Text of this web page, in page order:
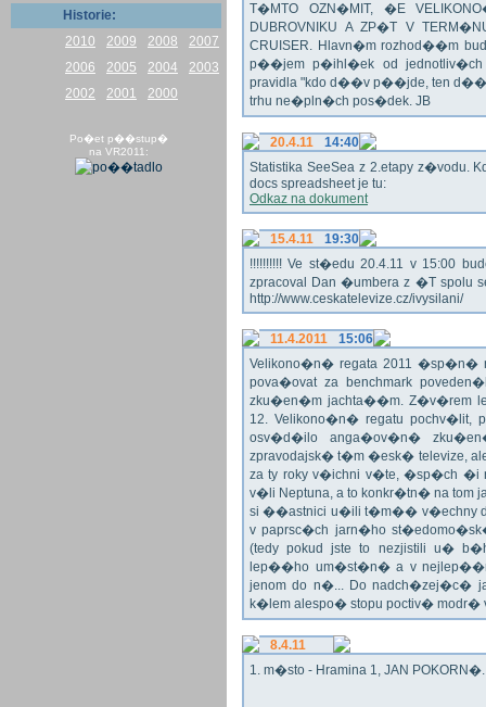
Historie:
2010
2009 2008
2007
2006
2005 2004
2003
2002
2001 2000
Po�et p��stup�
na VR2011:
T�MTO OZN�MIT, �E
DUBROVNIKU A ZP�T V
CRUISER. Hlavn�m rozhod��m
p��jem p�ihl�ek od
pravidla "kdo d��v p��jde, ten
trhu ne�pln�ch pos�dek. JB
20.4.11
14:40
Statistika SeeSea z 2.etapy z�vodu.
docs spreadsheet je tu:
Odkaz na dokument
15.4.11
19:30
!!!!!!!!!! Ve st�edu 20.4.11 v 15:00
zpracoval Dan �umbera z �T spolu
http://www.ceskatelevize.cz/ivysilani/
11.4.2011
15:06
Velikono�n� regata 2011 �sp�n�
pova�ovat za benchmark
zku�en�m jachta��m. Z�v�rem
12. Velikono�n� regatu
osv�d�ilo anga�ov�n�
zpravodajsk� t�m �esk� televize,
za ty roky v�ichni v�te, �sp�ch
v�li Neptuna, a to konkr�tn� na tom
si ��astnici u�ili t�m�� v�echny
v paprsc�ch jarn�ho
(tedy pokud jste to nezjistili u�
lep��ho um�st�n� a v
jenom do n�... Do nadch�zej�c�
k�lem alespo� stopu poctiv�
8.4.11
1. m�sto - Hramina 1, JAN